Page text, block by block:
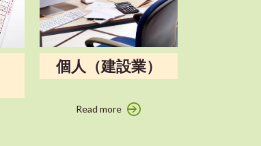
個人（建設業）
Read more